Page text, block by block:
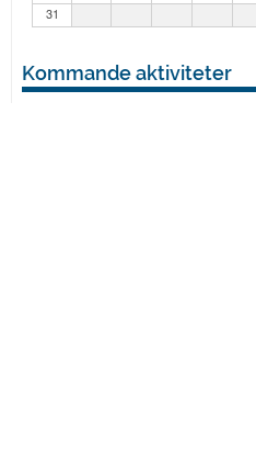
31
Kommande aktiviteter